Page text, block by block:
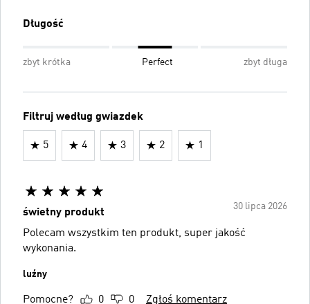
Długość
zbyt krótka Perfect zbyt długa
Filtruj według gwiazdek
5 4 3 2 1
30 lipca 2026
świetny produkt
Polecam wszystkim ten produkt, super jakość
wykonania.
luźny
Pomocne? 0 0 Zgłoś komentarz